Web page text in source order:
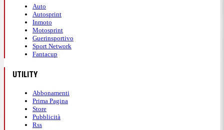
Auto
Autosprint
Inmoto
Motosprint
Guerinsportivo
Sport Network
Fantacup
UTILITY
Abbonamenti
Prima Pagina
Store
Pubblicità
Rss